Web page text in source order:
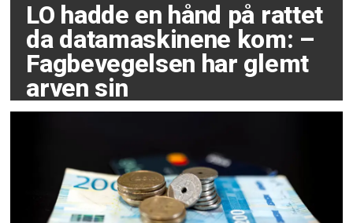
LO hadde en hånd på rattet
da datamaskinene kom: –
Fagbevegelsen har glemt
arven sin